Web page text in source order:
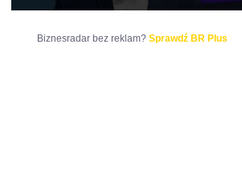
Biznesradar bez reklam? Sprawdź BR Plus